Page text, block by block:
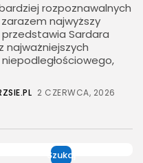
rozpoznawalnych
najwyższy
Sardara
najważniejszych
2 CZERWCA, 2026
Szukaj